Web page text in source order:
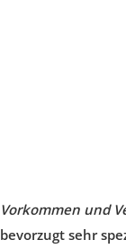
Vorkommen und
bevorzugt sehr